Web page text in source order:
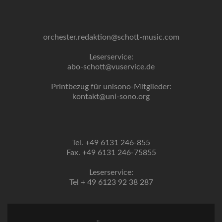
orchester.redaktion@schott-music.com
Leserservice:
abo-schott@vuservice.de
Printbezug für unisono-Mitglieder:
kontakt@uni-sono.org
Tel. +49 6131 246-855
Fax. +49 6131 246-75855
Leserservice:
Tel + 49 6123 92 38 287